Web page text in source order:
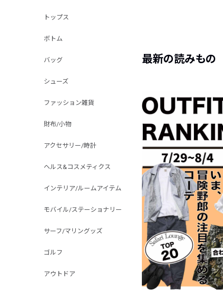
トップス
ボトム
バッグ
シューズ
ファッション雑貨
財布/小物
アクセサリー/時計
ヘルス&コスメティクス
インテリア/ルームアイテム
モバイル/ステーショナリー
サーフ/マリングッズ
ゴルフ
アウトドア
最新の読みもの